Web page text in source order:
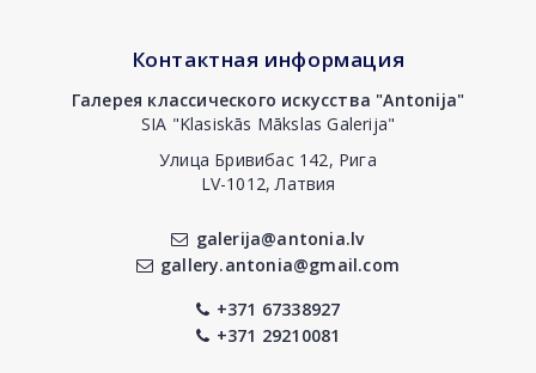
Контактная информация
Галерея классического искусства "Antonija"
SIA "Klasiskās Mākslas Galerija"
Улица Бривибас 142, Рига
LV-1012, Латвия
galerija@antonia.lv
gallery.antonia@gmail.com
+371 67338927
+371 29210081